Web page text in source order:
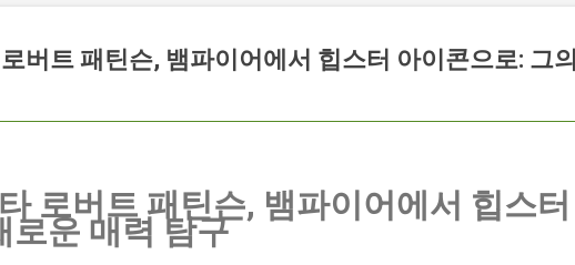
try to "be themselves" away from home : 버밍엄 시티의 크리스 데이비스
것이 중요하다고 강조했습니다. ...
버트 패틴슨, 뱀파이어에서 힙스터 아이콘으로: 그
로버트 패틴슨, 뱀파이어에서 힙스
로운 매력 탐구